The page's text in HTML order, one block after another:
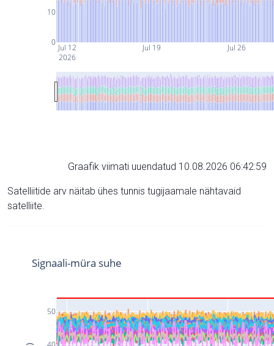
Jul 12
2026
Jul 19 Jul 26
0
10
Graafik viimati uuendatud 10.08.2026 06:42:59
Satelliitide arv näitab ühes tunnis tugijaamale nähtavaid
satelliite.
50
Signaali-müra suhe